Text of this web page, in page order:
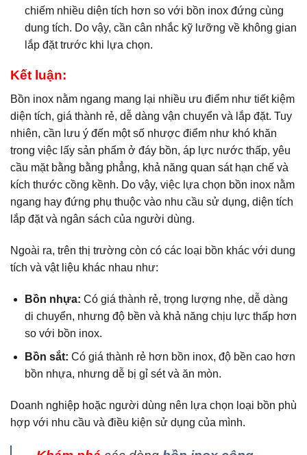
chiếm nhiều diện tích hơn so với bồn inox đứng cùng
dung tích. Do vậy, cần cân nhắc kỹ lưỡng về không gian
lắp đặt trước khi lựa chọn.
Kết luận:
Bồn inox nằm ngang mang lại nhiều ưu điểm như tiết kiệm
diện tích, giá thành rẻ, dễ dàng vận chuyển và lắp đặt. Tuy
nhiên, cần lưu ý đến một số nhược điểm như khó khăn
trong việc lấy sản phẩm ở đáy bồn, áp lực nước thấp, yêu
cầu mặt bằng bằng phẳng, khả năng quan sát hạn chế và
kích thước cồng kềnh. Do vậy, việc lựa chọn bồn inox nằm
ngang hay đứng phụ thuộc vào nhu cầu sử dụng, diện tích
lắp đặt và ngân sách của người dùng.
Ngoài ra, trên thị trường còn có các loại bồn khác với dung
tích và vật liệu khác nhau như:
Bồn nhựa: Có giá thành rẻ, trọng lượng nhẹ, dễ dàng
di chuyển, nhưng độ bền và khả năng chịu lực thấp hơn
so với bồn inox.
Bồn sắt: Có giá thành rẻ hơn bồn inox, độ bền cao hơn
bồn nhựa, nhưng dễ bị gỉ sét và ăn mòn.
Doanh nghiệp hoặc người dùng nên lựa chọn loại bồn phù
hợp với nhu cầu và điều kiện sử dụng của mình.